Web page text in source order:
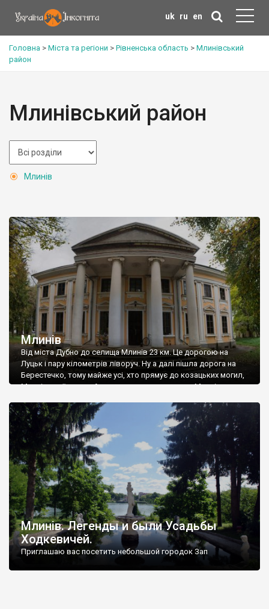
uk ru en
Головна > Міста та регіони > Рівненська область > Млинівський
район
Млинівський район
Млинів
Млинів
Від міста Дубно до селища Млинів 23 км. Це дорогою на
Луцьк і пару кілометрів ліворуч. Ну а далі пішла дорога на
Берестечко, тому майже усі, хто прямує до козацьких могил,
Млинів проїжджає. Але мало хто зупиняється. Млинів лежить
відповідна назва. Вперше […]
Млинів. Легенды и были Усадьбы
Ходкевичей.
Приглашаю вас посетить небольшой городок Зап